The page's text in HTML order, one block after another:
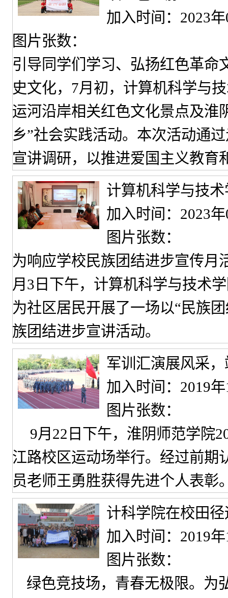
加入时间：2023
图片张数：
引导同学们学习、弘扬红色革命
史文化，7月初，计算机科学与
运河沿岸相关红色文化景点及淮
乡”社会实践活动。本次活动通
宣讲调研，以推进爱国主义教育
计算机科学与技
加入时间：2023
图片张数：
为响应学校民族团结进步宣传月
月3日下午，计算机科学与技术
为社区居民开展了一场以“民族
族团结进步宣讲活动。
军训汇演展风采
加入时间：2019
图片张数：
9月22日下午，淮阴师范学院
江路校区运动场举行。经过前期
员老师王勇胜获得先进个人表彰
计科学院在校田
加入时间：2019
图片张数：
绿色竞技场，青春无极限。为